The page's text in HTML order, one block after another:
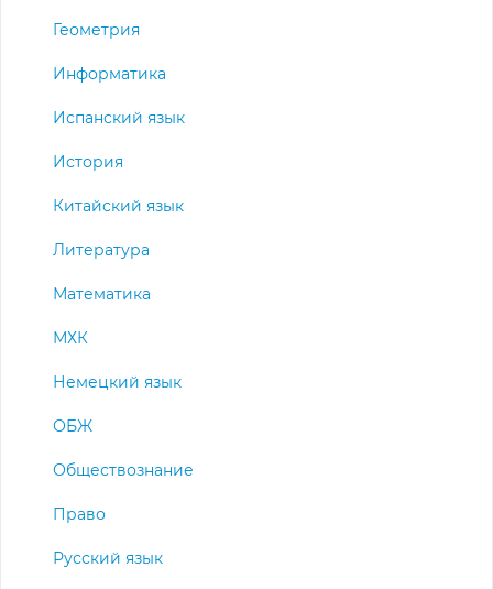
Геометрия
Информатика
Испанский язык
История
Китайский язык
Литература
Математика
МХК
Немецкий язык
ОБЖ
Обществознание
Право
Русский язык